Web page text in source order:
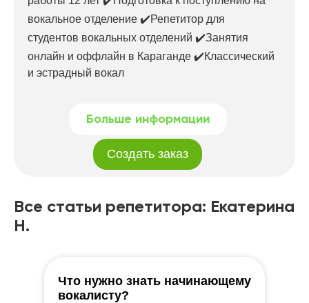
вокальное отделение ✔️Репетитор для
студентов вокальных отделений ✔️Занятия
онлайн и оффлайн в Караганде ✔️Классический
и эстрадный вокал
Больше информации
Создать заказ
Все статьи репетитора: Екатерина
Н.
Что нужно знать начинающему
вокалисту?